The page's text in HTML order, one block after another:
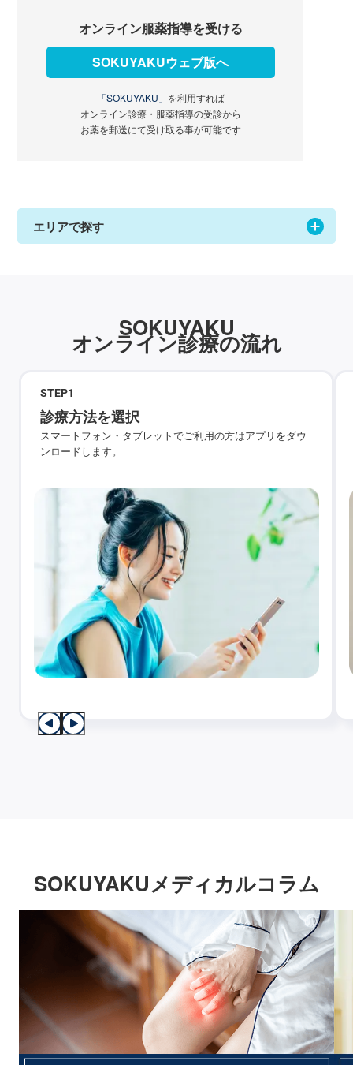
オンライン服薬指導を受ける
SOKUYAKUウェブ版へ
「SOKUYAKU」 を利用すれば
オンライン診療・服薬指導の受診から
お薬を郵送にて受け取る事が可能です
エリアで探す
SOKUYAKU
オンライン診療の流れ
STEP1
診療方法を選択
スマートフォン・タブレットでご利用の方はアプリをダウ
ンロードします。
SOKUYAKUメディカルコラム